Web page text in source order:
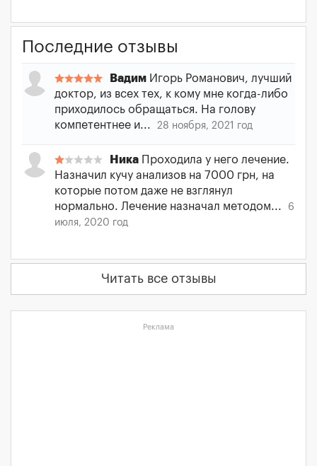
Последние отзывы
Вадим Игорь Романович, лучший
доктор, из всех тех, к кому мне когда-либо
приходилось обращаться. На голову
компетентнее и...
28 ноября, 2021 год
Ника Проходила у него лечение.
Назначил кучу анализов на 7000 грн, на
которые потом даже не взглянул
нормально. Лечение назначал методом...
6
июля, 2020 год
Читать все отзывы
Реклама